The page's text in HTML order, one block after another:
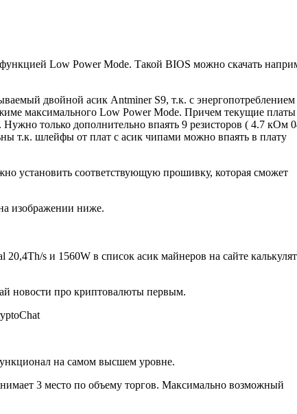
Low Power Mode. Такой BIOS можно скачать
двойной асик Antminer S9, т.к. с энергопотреблением
максимального Low Power Mode. Причем текущие платы
только дополнительно впаять 9 резисторов ( 4.7 кОм
т.к. шлейфы от плат с асик чипами можно впаять в плату
установить соответствующую прошивку, которая сможет
изображении ниже.
s и 1560W в список асик майнеров на сайте
новости про криптовалюты первым.
на самом высшем уровне.
3 место по объему торгов. Максимально возможный